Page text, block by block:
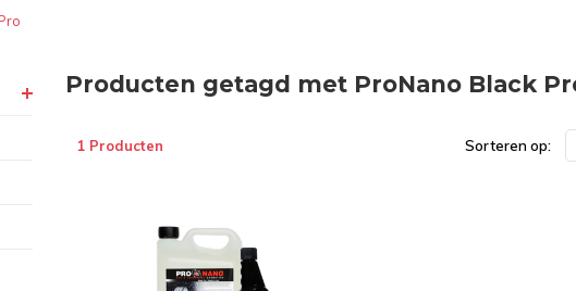
Producten getagd met ProNano Black
1 Producten Sorteren op: